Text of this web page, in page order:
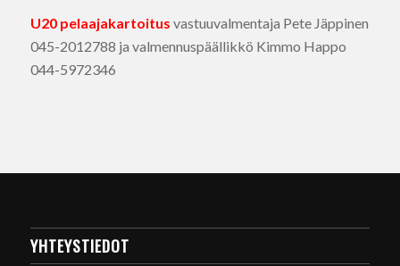
U20 pelaajakartoitus vastuuvalmentaja Pete Jäppinen
045-2012788 ja valmennuspäällikkö Kimmo Happo
044-5972346
YHTEYSTIEDOT